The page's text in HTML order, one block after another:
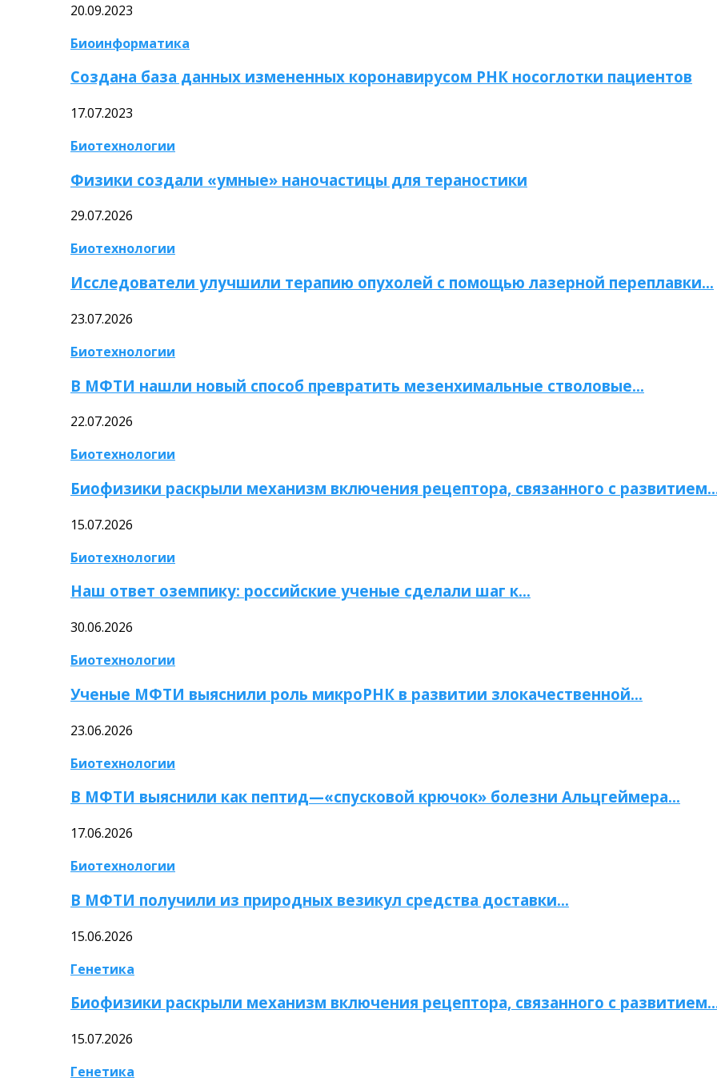
20.09.2023
Биоинформатика
Создана база данных измененных коронавирусом РНК носоглотки пациентов
17.07.2023
Биотехнологии
Физики создали «умные» наночастицы для тераностики
29.07.2026
Биотехнологии
Исследователи улучшили терапию опухолей с помощью лазерной переплавки…
23.07.2026
Биотехнологии
В МФТИ нашли новый способ превратить мезенхимальные стволовые…
22.07.2026
Биотехнологии
Биофизики раскрыли механизм включения рецептора, связанного с
15.07.2026
Биотехнологии
Наш ответ оземпику: российские ученые сделали шаг к…
30.06.2026
Биотехнологии
Ученые МФТИ выяснили роль микроРНК в развитии злокачественной…
23.06.2026
Биотехнологии
В МФТИ выяснили как пептид—«спусковой крючок» болезни Альцгеймера…
17.06.2026
Биотехнологии
В МФТИ получили из природных везикул средства доставки…
15.06.2026
Генетика
Биофизики раскрыли механизм включения рецептора, связанного с
15.07.2026
Генетика